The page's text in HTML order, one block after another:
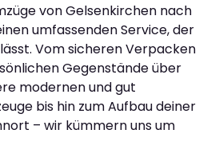
von Gelsenkirchen nach
umfassenden Service, der
Vom sicheren Verpacken
Gegenstände über
modernen und gut
bis hin zum Aufbau deiner
– wir kümmern uns um